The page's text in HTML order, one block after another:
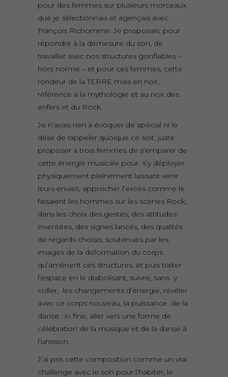
pour des femmes sur plusieurs morceaux
que je sélectionnais et agençais avec
François Richomme. Je proposais, pour
répondre à la démesure du son, de
travailler avec nos structures gonflables –
hors norme – et pour ces femmes, cette
rondeur de la TERRE mais en noir,
référence à la mythologie et au noir des
enfers et du Rock.
Je n’avais rien à évoquer de spécial ni le
désir de rappeler quoique ce soit, juste
proposer à trois femmes de s’emparer de
cette énergie musicale pour s’y déployer
physiquement pleinement laissant venir
leurs envies, approcher l’excès comme le
faisaient les hommes sur les scènes Rock,
dans les choix des gestes, des attitudes
inventées, des signes lancés, des qualités
de regards choisis, soutenues par les
images de la déformation du corps
qu’amènent ces structures, et puis traiter
l’espace en le diabolisant, suivre, sans y
coller, les changements d’énergie, révéler
avec ce corps nouveau, la puissance de la
danse : in fine, aller vers une forme de
célébration de la musique et de la danse à
l’unisson.
J’ai pris cette composition comme un vrai
challenge avec le son pour l’habiter, le